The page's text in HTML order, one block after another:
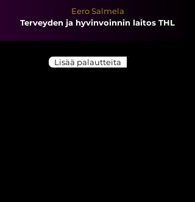
Eero Salmela
Terveyden ja hyvinvoinnin laitos THL
Lisää palautteita